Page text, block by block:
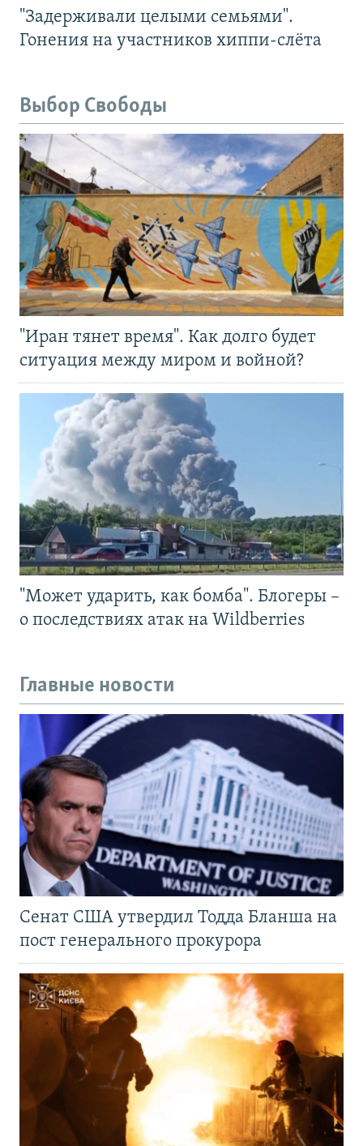
"Задерживали целыми семьями".
Гонения на участников хиппи-слёта
Выбор Свободы
"Иран тянет время". Как долго будет
ситуация между миром и войной?
"Может ударить, как бомба". Блогеры –
о последствиях атак на Wildberries
Главные новости
Сенат США утвердил Тодда Бланша на
пост генерального прокурора